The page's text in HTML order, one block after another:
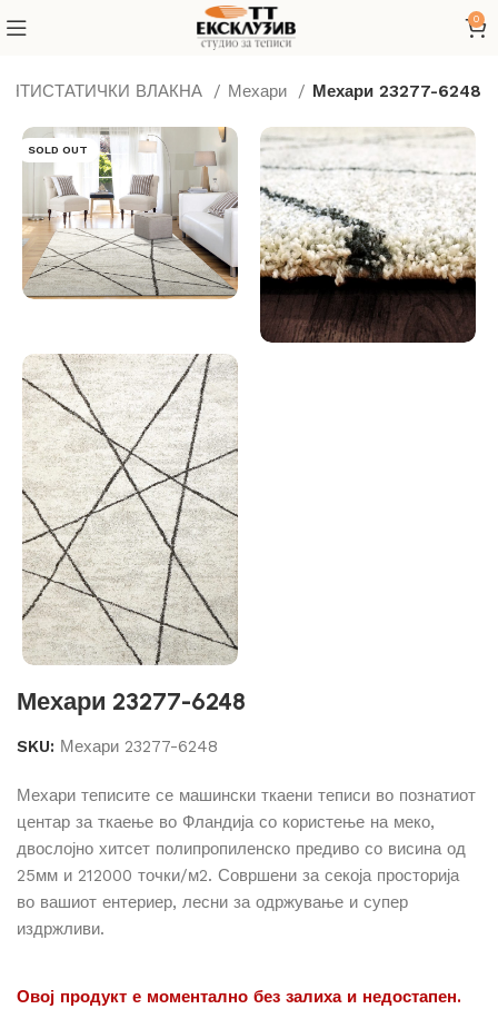
0
ВЛАКНА Мехари Мехари 23277-6248
SOLD OUT
Мехари 23277-6248
SKU: Мехари 23277-6248
Мехари теписите се машински ткаени теписи во познатиот
центар за ткаење во Фландија со користење на меко,
двослојно хитсет полипропиленско предиво со висина од
25мм и 212000 точки/м2. Совршени за секоја просторија
во вашиот ентериер, лесни за одржување и супер
издржливи.
Овој продукт е моментално без залиха и недостапен.